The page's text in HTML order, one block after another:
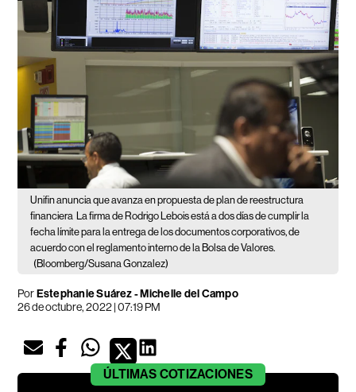
Unifin anuncia que avanza en propuesta de plan de reestructura
financiera La firma de Rodrigo Lebois está a dos días de cumplir la
fecha límite para la entrega de los documentos corporativos, de
acuerdo con el reglamento interno de la Bolsa de Valores.
(Bloomberg/Susana Gonzalez)
PorEstephanie Suárez-Michelle del Campo
26 de octubre, 2022 | 07:19 PM
ÚLTIMAS COTIZACIONES